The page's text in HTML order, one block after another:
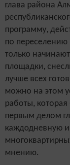
глава района
программу,
по переселению
только
площадки,
лучше всех
можно на этом
работы,
первым делом
каждодневную
мнению.